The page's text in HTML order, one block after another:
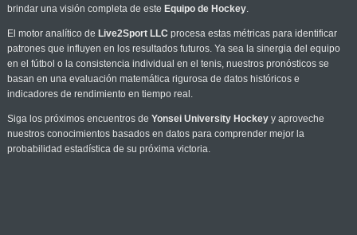
brindar una visión completa de este Equipo de Hockey.
El motor analítico de Live2Sport LLC procesa estas métricas para identificar
patrones que influyen en los resultados futuros. Ya sea la sinergia del equipo
en el fútbol o la consistencia individual en el tenis, nuestros pronósticos se
basan en una evaluación matemática rigurosa de datos históricos e
indicadores de rendimiento en tiempo real.
Siga los próximos encuentros de Yonsei University Hockeyy aproveche
nuestros conocimientos basados en datos para comprender mejor la
probabilidad estadística de su próxima victoria.